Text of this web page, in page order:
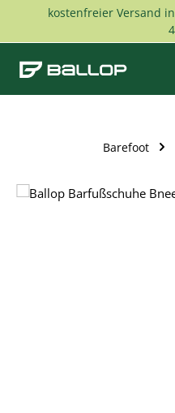
Zum Hauptinhalt springen
kostenfreier Versand
Barefoot
Bildergalerie überspringen